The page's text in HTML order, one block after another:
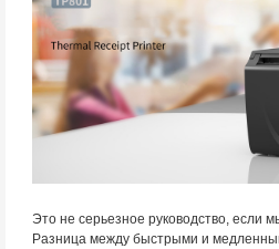
Это не серьезное руководство, если
Разница между быстрыми и